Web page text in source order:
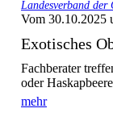
Landesverband der
Vom 30.10.2025
Exotisches
Fachberater
oder
mehr